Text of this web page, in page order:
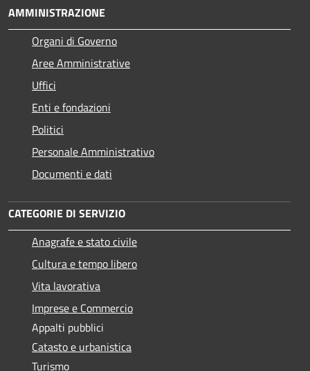
AMMINISTRAZIONE
Organi di Governo
Aree Amministrative
Uffici
Enti e fondazioni
Politici
Personale Amministrativo
Documenti e dati
CATEGORIE DI SERVIZIO
Anagrafe e stato civile
Cultura e tempo libero
Vita lavorativa
Imprese e Commercio
Appalti pubblici
Catasto e urbanistica
Turismo